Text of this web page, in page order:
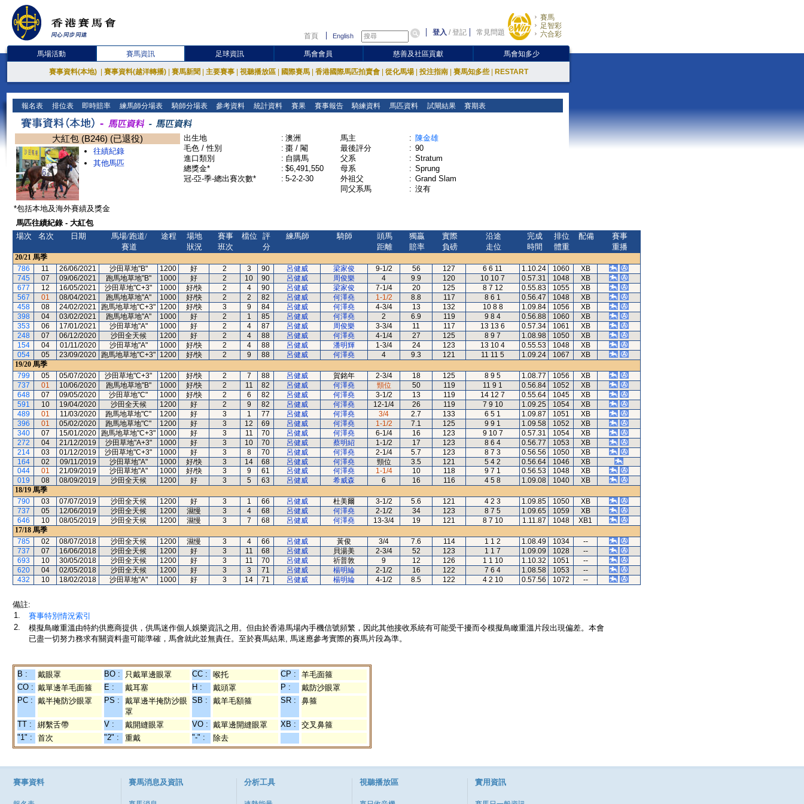
首頁 English 登入 /登記 常見問題
賽馬
足智彩
六合彩
馬場活動 賽馬資訊 足球資訊 馬會會員 慈善及社區貢獻 馬會知多少
賽事資料(本地) 賽事資料(越洋轉播) 賽馬新聞 主要賽事 視聽播放區 國際賽馬 香港國際馬匹拍賣會 從化馬場 投注指南 賽馬知多些 RESTART
報名表 排位表 即時賠率 練馬師分場表 騎師分場表 參考資料 統計資料 賽果 賽事報告 騎練資料 馬匹資料 試閘結果 賽期表
大紅包 (B246) (已退役)
往績紀錄
其他馬匹
出生地 : 澳洲
毛色 / 性別
: 棗 / 閹
進口類別
: 自購馬
總獎金*
: $6,491,550
冠-亞-季-總出賽次數*
: 5-2-2-30
馬主 : 陳金雄
最後評分
: 90
父系
: Stratum
母系
: Sprung
外祖父
: Grand Slam
同父系馬
: 沒有
*包括本地及海外賽績及獎金
馬匹往績紀錄 - 大紅包
場次
名次 日期
馬場/跑道/
賽道
途程
場地
狀況
賽事
班次
檔位
評
分
練馬師 騎師
頭馬
距離
獨贏
賠率
實際
負磅
沿途
走位
完成
時間
排位
體重
配備
賽事
重播
20/21 馬季
786
11 26/06/2021 沙田草地"B" 1200 好 2 3 90 呂健威 梁家俊 9-1/2 56 127 6 6 11 1.10.24 1060
XB
745
07 09/06/2021 跑馬地草地"B" 1000 好 2 10 90 呂健威 周俊樂 4 9.9 120 10 10 7 0.57.31 1048
XB
677
12 16/05/2021 沙田草地"C+3" 1000 好/快 2 4 90 呂健威 梁家俊 7-1/4 20 125 8 7 12 0.55.83 1055
XB
567
01 08/04/2021 跑馬地草地"A" 1000 好/快 2 2 82 呂健威 何澤堯 1-1/2 8.8 117 8 6 1 0.56.47 1048
XB
458
08 24/02/2021 跑馬地草地"C+3" 1200 好/快 3 9 84 呂健威 何澤堯 4-3/4 13 132 10 8 8 1.09.84 1056
XB
398
04 03/02/2021 跑馬地草地"A" 1000 好 2 1 85 呂健威 何澤堯 2 6.9 119 9 8 4 0.56.88 1060
XB
353
06 17/01/2021 沙田草地"A" 1000 好 2 4 87 呂健威 周俊樂 3-3/4 11 117 13 13 6 0.57.34 1061
XB
248
07 06/12/2020 沙田全天候 1200 好 2 4 88 呂健威 何澤堯 4-1/4 27 125 8 9 7 1.08.98 1050
XB
154
04 01/11/2020 沙田草地"A" 1000 好/快 2 4 88 呂健威 潘明輝 1-3/4 24 123 13 10 4 0.55.53 1048
XB
054
05 23/09/2020 跑馬地草地"C+3" 1200 好/快 2 9 88 呂健威 何澤堯 4 9.3 121 11 11 5 1.09.24 1067
XB
19/20 馬季
799
05 05/07/2020 沙田草地"C+3" 1200 好/快 2 7 88 呂健威 賀銘年 2-3/4 18 125 8 9 5 1.08.77 1056
XB
737
01 10/06/2020 跑馬地草地"B" 1000 好/快 2 11 82 呂健威 何澤堯 頸位 50 119 11 9 1 0.56.84 1052
XB
648
07 09/05/2020 沙田草地"C" 1000 好/快 2 6 82 呂健威 何澤堯 3-1/2 13 119 14 12 7 0.55.64 1045
XB
591
10 19/04/2020 沙田全天候 1200 好 2 9 82 呂健威 何澤堯 12-1/4 26 119 7 9 10 1.09.25 1054
XB
489
01 11/03/2020 跑馬地草地"C" 1200 好 3 1 77 呂健威 何澤堯 3/4 2.7 133 6 5 1 1.09.87 1051
XB
396
01 05/02/2020 跑馬地草地"C" 1200 好 3 12 69 呂健威 何澤堯 1-1/2 7.1 125 9 9 1 1.09.58 1052
XB
340
07 15/01/2020 跑馬地草地"C+3" 1000 好 3 11 70 呂健威 何澤堯 6-1/4 16 123 9 10 7 0.57.31 1054
XB
272
04 21/12/2019 沙田草地"A+3" 1000 好 3 10 70 呂健威 蔡明紹 1-1/2 17 123 8 6 4 0.56.77 1053
XB
214
03 01/12/2019 沙田草地"C+3" 1000 好 3 8 70 呂健威 何澤堯 2-1/4 5.7 123 8 7 3 0.56.56 1050
XB
164
02 09/11/2019 沙田草地"A" 1000 好/快 3 14 68 呂健威 何澤堯 頸位 3.5 121 5 4 2 0.56.64 1046
XB
044
01 21/09/2019 沙田草地"A" 1000 好/快 3 9 61 呂健威 何澤堯 1-1/4 10 118 9 7 1 0.56.53 1048
XB
019
08 08/09/2019 沙田全天候 1200 好 3 5 63 呂健威 希威森 6 16 116 4 5 8 1.09.08 1040
XB
18/19 馬季
790
03 07/07/2019 沙田全天候 1200 好 3 1 66 呂健威 杜美爾 3-1/2 5.6 121 4 2 3 1.09.85 1050
XB
737
05 12/06/2019 沙田全天候 1200 濕慢 3 4 68 呂健威 何澤堯 2-1/2 34 123 8 7 5 1.09.65 1059
XB
646
10 08/05/2019 沙田全天候 1200 濕慢 3 7 68 呂健威 何澤堯 13-3/4 19 121 8 7 10 1.11.87 1048
XB1
17/18 馬季
785
02 08/07/2018 沙田全天候 1200 濕慢 3 4 66 呂健威 黃俊 3/4 7.6 114 1 1 2 1.08.49 1034
--
737
07 16/06/2018 沙田全天候 1200 好 3 11 68 呂健威 貝湯美 2-3/4 52 123 1 1 7 1.09.09 1028
--
693
10 30/05/2018 沙田全天候 1200 好 3 11 70 呂健威 祈普敦 9 12 126 1 1 10 1.10.32 1051
--
620
04 02/05/2018 沙田全天候 1200 好 3 3 71 呂健威 楊明綸 2-1/2 16 122 7 6 4 1.08.58 1053
--
432
10 18/02/2018 沙田草地"A" 1000 好 3 14 71 呂健威 楊明綸 4-1/2 8.5 122 4 2 10 0.57.56 1072 --
備註:
1.
賽事特別情況索引
2.
模擬鳥瞰重溫由特約供應商提供，供馬迷作個人娛樂資訊之用。但由於香港馬場內手機信號頻繁，因此其他接收系統有可能受干擾而令模擬鳥瞰重溫片段出現偏差。本會
已盡一切努力務求有關資料盡可能準確，馬會就此並無責任。至於賽馬結果, 馬迷應參考實際的賽馬片段為準。
B : 戴眼罩 BO : 只戴單邊眼罩 CC : 喉托 CP :
羊毛面箍
CO : 戴單邊羊毛面箍 E : 戴耳塞 H : 戴頭罩 P :
戴防沙眼罩
PC : 戴半掩防沙眼罩 PS :
戴單邊半掩防沙眼
罩
SB : 戴羊毛額箍 SR : 鼻箍
TT : 綁繫舌帶 V : 戴開縫眼罩 VO : 戴單邊開縫眼罩 XB :
交叉鼻箍
"1" :
首次 "2" : 重戴 "-" : 除去
賽事資料 賽馬消息及資訊 分析工具 視聽播放區 實用資訊